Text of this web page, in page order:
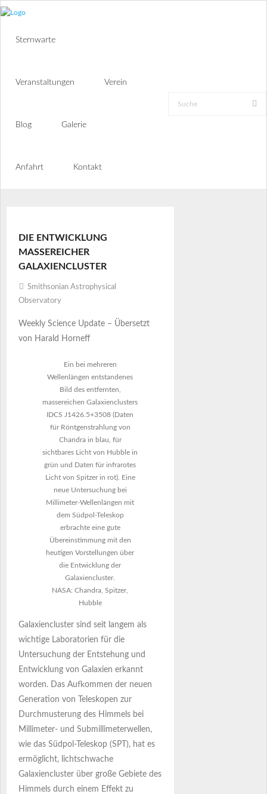
Sternwarte
Veranstaltungen Verein
Blog Galerie
Anfahrt Kontakt
DIE ENTWICKLUNG
MASSEREICHER
GALAXIENCLUSTER
Smithsonian Astrophysical
Observatory
Weekly Science Update – Übersetzt
von Harald Horneff
Ein bei mehreren
Wellenlängen entstandenes
Bild des entfernten,
massereichen Galaxienclusters
IDCS J1426.5+3508 (Daten
für Röntgenstrahlung von
Chandra in blau, für
sichtbares Licht von Hubble in
grün und Daten für infrarotes
Licht von Spitzer in rot). Eine
neue Untersuchung bei
Millimeter-Wellenlängen mit
dem Südpol-Teleskop
erbrachte eine gute
Übereinstimmung mit den
heutigen Vorstellungen über
die Entwicklung der
Galaxiencluster.
NASA: Chandra, Spitzer,
Hubble
Galaxiencluster sind seit langem als
wichtige Laboratorien für die
Untersuchung der Entstehung und
Entwicklung von Galaxien erkannt
worden. Das Aufkommen der neuen
Generation von Teleskopen zur
Durchmusterung des Himmels bei
Millimeter- und Submillimeterwellen,
wie das Südpol-Teleskop (SPT), hat es
ermöglicht, lichtschwache
Galaxiencluster über große Gebiete des
Himmels durch einem Effekt zu